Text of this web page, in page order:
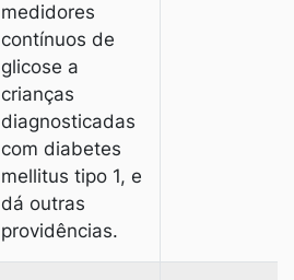
medidores
contínuos de
glicose a
crianças
diagnosticadas
com diabetes
mellitus tipo 1, e
dá outras
providências.